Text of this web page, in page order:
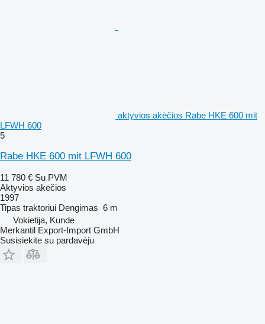
aktyvios akėčios Rabe HKE 600 mit
LFWH 600
5
Rabe HKE 600 mit LFWH 600
11 780 € Su PVM
Aktyvios akėčios
1997
Tipas traktoriui Dengimas 6 m
Vokietija, Kunde
Merkantil Export-Import GmbH
Susisiekite su pardavėju